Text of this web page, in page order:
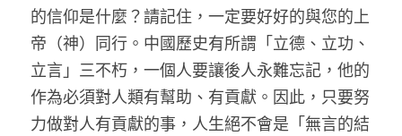
的信仰是什麼？請記住，一定要好好的與您的上
帝（神）同行。中國歷史有所謂「立德、立功、
立言」三不朽，一個人要讓後人永難忘記，他的
作為必須對人類有幫助、有貢獻。因此，只要努
力做對人有貢獻的事，人生絕不會是「無言的結